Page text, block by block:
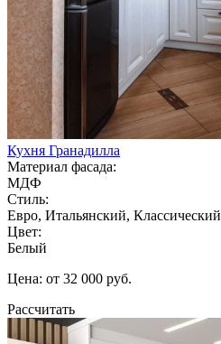
Кухня Гранадилла
Материал фасада:
МДФ
Стиль:
Евро, Итальянский, Классический
Цвет:
Белый
Цена: от 32 000 руб.
Рассчитать